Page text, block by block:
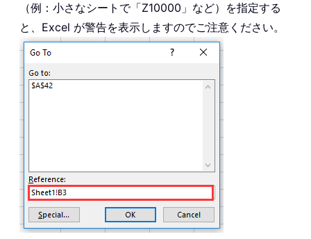
（例：小さなシートで「Z10000」など）を指定する
と、Excel が警告を表示しますのでご注意ください。